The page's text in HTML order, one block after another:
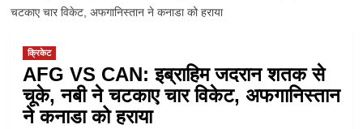
चटकाए चार विकेट, अफगानिस्तान ने कनाडा को हराया
क्रिकेट
AFG VS CAN: इब्राहिम जदरान शतक से
चूके, नबी ने चटकाए चार विकेट, अफगानिस्तान
ने कनाडा को हराया